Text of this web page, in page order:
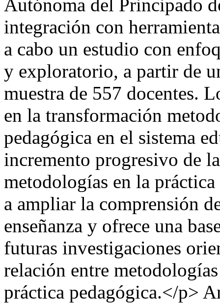
Autónoma del Principado
integración con
a cabo un estudio con
y exploratorio, a partir de
muestra de 557 docentes.
en la transformación
pedagógica en el sistema
incremento progresivo de
metodologías en la
a ampliar la comprensión
enseñanza y ofrece una
futuras investigaciones
relación entre
práctica pedagógica.</p>